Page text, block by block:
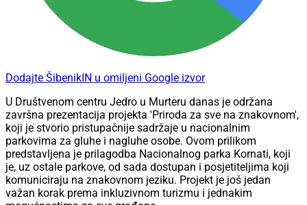
Dodajte ŠibenikIN u omiljeni Google izvor
U Društvenom centru Jedro u Murteru danas je održana
završna prezentacija projekta 'Priroda za sve na znakovnom',
koji je stvorio pristupačnije sadržaje u nacionalnim
parkovima za gluhe i nagluhe osobe. Ovom prilikom
predstavljena je prilagodba Nacionalnog parka Kornati, koji
je, uz ostale parkove, od sada dostupan i posjetiteljima koji
komuniciraju na znakovnom jeziku. Projekt je još jedan
važan korak prema inkluzivnom turizmu i jednakim